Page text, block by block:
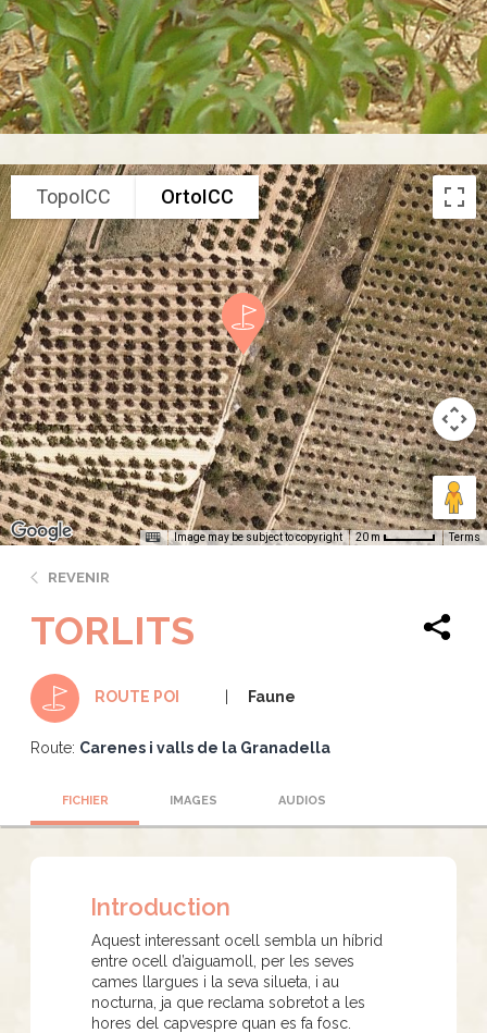
TopoICC OrtoICC
Image may be subject to copyright 20 m Terms
REVENIR
TORLITS
ROUTE POI Faune
Route: Carenes i valls de la Granadella
FICHIER IMAGES AUDIOS
Introduction
Aquest interessant ocell sembla un híbrid
entre ocell d’aiguamoll, per les seves
cames llargues i la seva silueta, i au
nocturna, ja que reclama sobretot a les
hores del capvespre quan es fa fosc.